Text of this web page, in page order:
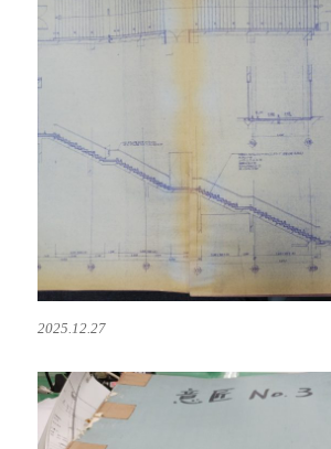
2025.12.27